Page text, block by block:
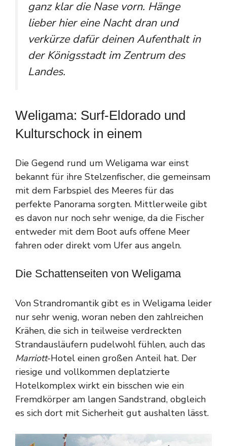
ganz klar die Nase vorn. Hänge
lieber hier eine Nacht dran und
verkürze dafür deinen Aufenthalt in
der Königsstadt im Zentrum des
Landes.
Weligama: Surf-Eldorado und
Kulturschock in einem
Die Gegend rund um Weligama war einst
bekannt für ihre Stelzenfischer, die gemeinsam
mit dem Farbspiel des Meeres für das
perfekte Panorama sorgten. Mittlerweile gibt
es davon nur noch sehr wenige, da die Fischer
entweder mit dem Boot aufs offene Meer
fahren oder direkt vom Ufer aus angeln.
Die Schattenseiten von Weligama
Von Strandromantik gibt es in Weligama leider
nur sehr wenig, woran neben den zahlreichen
Krähen, die sich in teilweise verdreckten
Strandausläufern pudelwohl fühlen, auch das
Marriott-Hotel einen großen Anteil hat. Der
riesige und vollkommen deplatzierte
Hotelkomplex wirkt ein bisschen wie ein
Fremdkörper am langen Sandstrand, obgleich
es sich dort mit Sicherheit gut aushalten lässt.